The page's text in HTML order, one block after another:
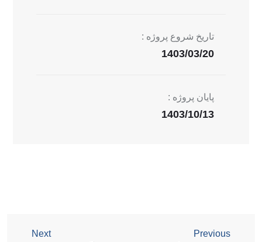
تاریخ شروع پروژه :
1403/03/20
پایان پروژه :
1403/10/13
Previous
Next